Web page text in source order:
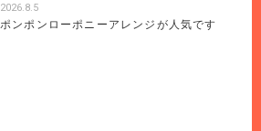
2026.8.5
ポンポンローポニーアレンジが人気です